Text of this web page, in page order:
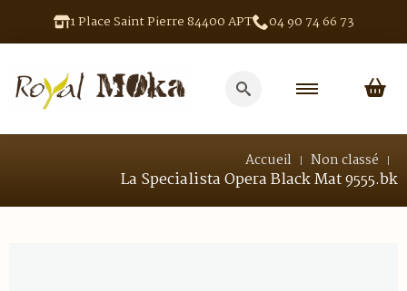
1 Place Saint Pierre 84400 APT 04 90 74 66 73
for:
Accueil Non classé
La Specialista Opera Black Mat 9555.bk